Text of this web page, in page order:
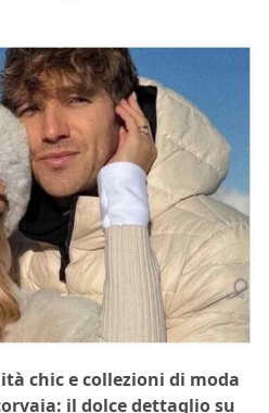
chic e collezioni di moda
il dolce dettaglio su